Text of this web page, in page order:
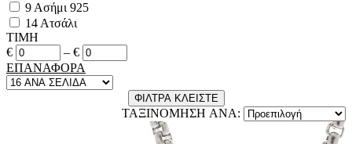
9 Ασήμι 925
14 Ατσάλι
ΤΙΜΗ
€
– €
ΕΠΑΝΑΦΟΡΑ
ΦΙΛΤΡΑ ΚΛΕΙΣΤΕ
ΤΑΞΙΝΟΜΗΣΗ ANA: